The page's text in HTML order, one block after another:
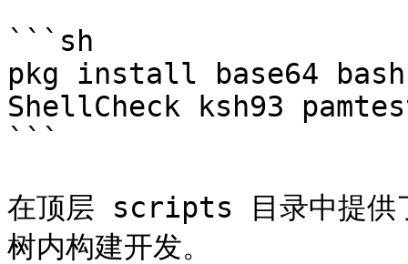
```sh
pkg install base64
ShellCheck ksh93
```
在顶层 scripts 目录中提供
树内构建开发。